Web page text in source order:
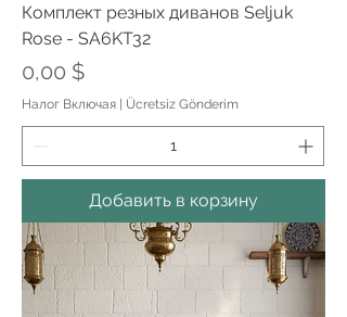
Комплект резных диванов Seljuk
Rose - SA6KT32
Цена
0,00 $
Налог Включая | Ücretsiz Gönderim
Добавить в корзину